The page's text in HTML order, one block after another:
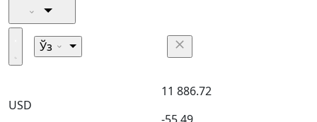
Ўз
USD
11 886.72